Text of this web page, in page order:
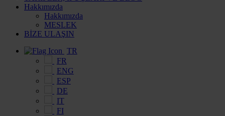
Hakkımızda
Hakkımızda
MESLEK
BİZE ULAŞIN
TR
FR
ENG
ESP
DE
IT
FI